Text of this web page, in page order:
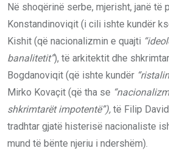
Në shoqërinë serbe, mjerisht, janë të
Konstandinoviqit (i cili ishte kundër
Kishit (që nacionalizmin e quajti
banalitetit”), të arkitektit dhe
Bogdanoviqit (që ishte kundër
Mirko Kovaçit (që tha se
shkrimtarët impotentë”), të Filip
tradhtar gjatë histerisë nacionaliste
mund të bënte njeriu i ndershëm).